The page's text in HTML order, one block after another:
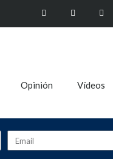
Opinión Vídeos